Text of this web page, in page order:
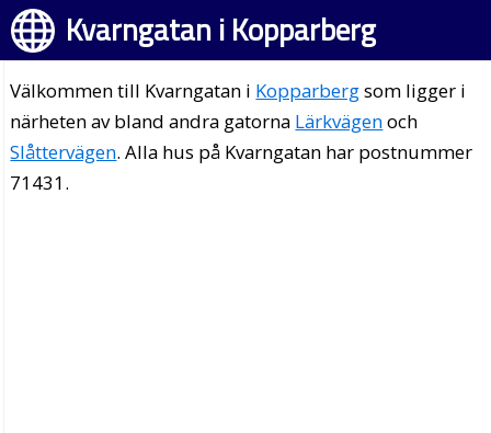
Kvarngatan i Kopparberg
Välkommen till Kvarngatan i Kopparbergsom ligger i
närheten av bland andra gatorna Lärkvägenoch
Slåttervägen. Alla hus på Kvarngatan har postnummer
71431.